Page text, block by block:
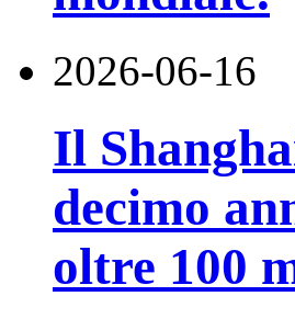
2026-06-16
Il
decimo
oltre 100